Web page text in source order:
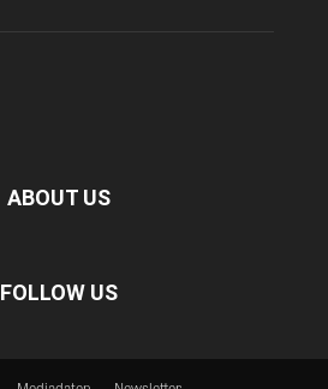
ABOUT US
FOLLOW US